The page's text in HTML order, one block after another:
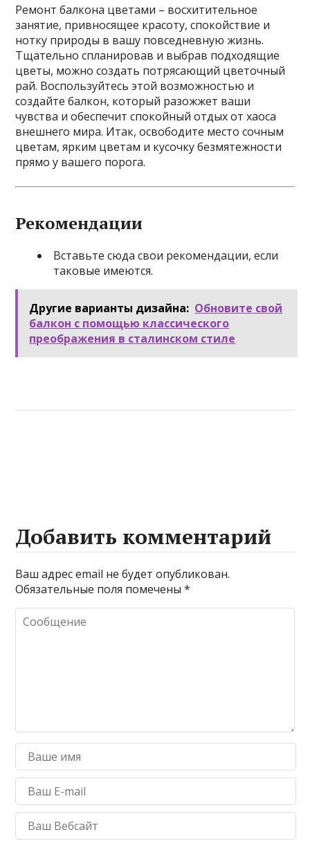
Ремонт балкона цветами – восхитительное
занятие, привносящее красоту, спокойствие и
нотку природы в вашу повседневную жизнь.
Тщательно спланировав и выбрав подходящие
цветы, можно создать потрясающий цветочный
рай. Воспользуйтесь этой возможностью и
создайте балкон, который разожжет ваши
чувства и обеспечит спокойный отдых от хаоса
внешнего мира. Итак, освободите место сочным
цветам, ярким цветам и кусочку безмятежности
прямо у вашего порога.
Рекомендации
Вставьте сюда свои рекомендации, если
таковые имеются.
Другие варианты дизайна: Обновите свой
балкон с помощью классического
преображения в сталинском стиле
Добавить комментарий
Ваш адрес email не будет опубликован.
Обязательные поля помечены*